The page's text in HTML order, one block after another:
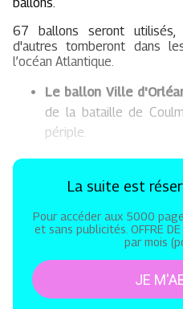
67 ballons seront utilisés,
d'autres tomberont dans
l’océan Atlantique.
Le ballon Ville
de la bataille de
périple.
La suite est
Pour accéder aux 5000
et sans publicités. OFFRE
par mois
JE